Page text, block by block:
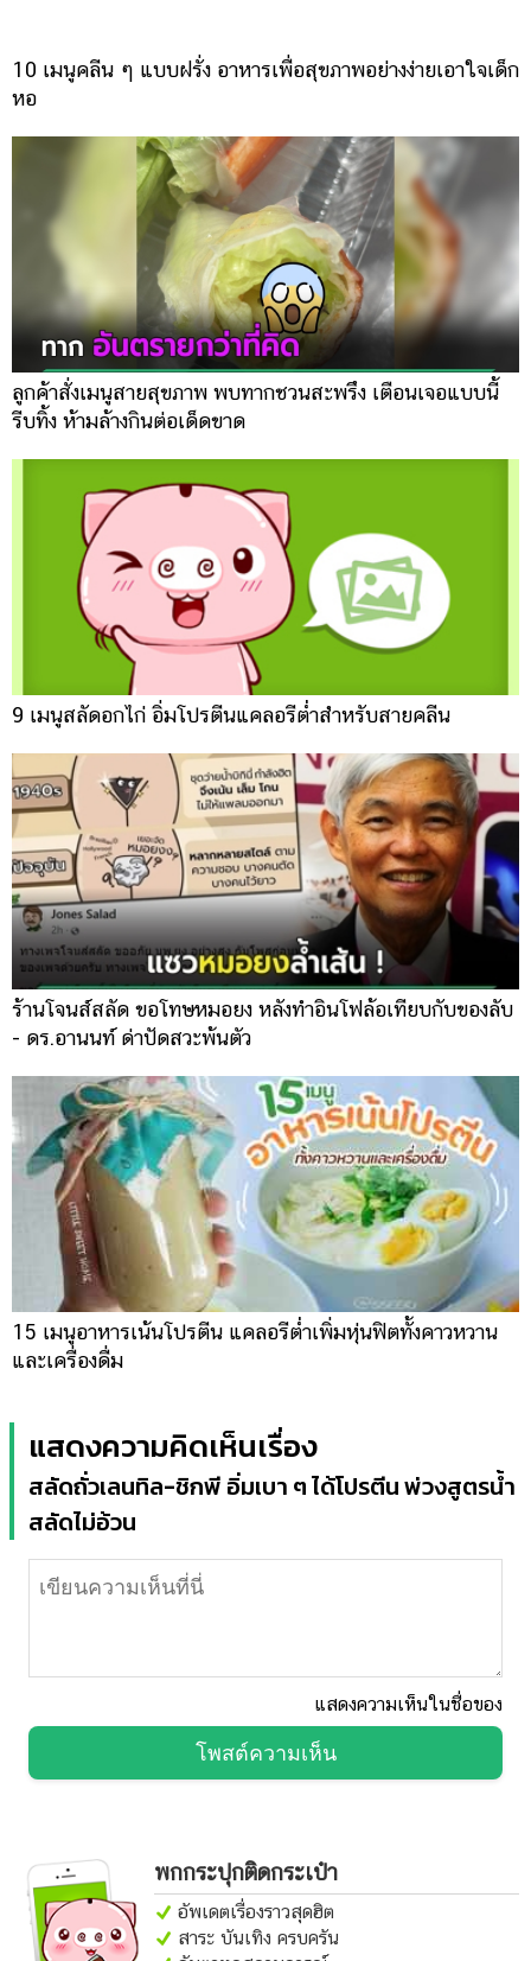
10 เมนูคลีน ๆ แบบฝรั่ง อาหารเพื่อสุขภาพอย่างง่ายเอาใจเด็ก
หอ
ลูกค้าสั่งเมนูสายสุขภาพ พบทากชวนสะพรึง เตือนเจอแบบนี้
รีบทิ้ง ห้ามล้างกินต่อเด็ดขาด
9 เมนูสลัดอกไก่ อิ่มโปรตีนแคลอรีต่ำสำหรับสายคลีน
ร้านโจนส์สลัด ขอโทษหมอยง หลังทำอินโฟล้อเทียบกับของลับ
- ดร.อานนท์ ด่าปัดสวะพ้นตัว
15 เมนูอาหารเน้นโปรตีน แคลอรีต่ำเพิ่มหุ่นฟิตทั้งคาวหวาน
และเครื่องดื่ม
แสดงความคิดเห็นเรื่อง
สลัดถั่วเลนทิล-ชิกพี อิ่มเบา ๆ ได้โปรตีน พ่วงสูตรน้ำ
สลัดไม่อ้วน
แสดงความเห็นในชื่อของ
โพสต์ความเห็น
พกกระปุกติดกระเป๋า
อัพเดตเรื่องราวสุดฮิต
สาระ บันเทิง ครบครัน